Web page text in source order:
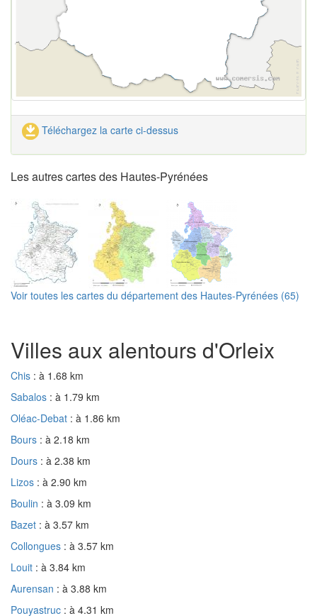
Téléchargez la carte ci-dessus
Les autres cartes des Hautes-Pyrénées
Voir toutes les cartes du département des Hautes-Pyrénées (65)
Villes aux alentours d'Orleix
Chis : à 1.68 km
Sabalos : à 1.79 km
Oléac-Debat : à 1.86 km
Bours : à 2.18 km
Dours : à 2.38 km
Lizos : à 2.90 km
Boulin : à 3.09 km
Bazet : à 3.57 km
Collongues : à 3.57 km
Louit : à 3.84 km
Aurensan : à 3.88 km
Pouyastruc : à 4.31 km